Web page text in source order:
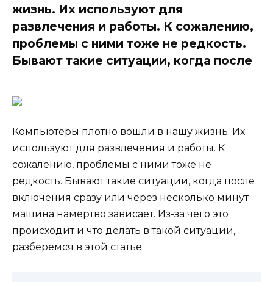
жизнь. Их используют для
развлечения и работы. К сожалению,
проблемы с ними тоже не редкость.
Бывают такие ситуации, когда после
Компьютеры плотно вошли в нашу жизнь. Их
используют для развлечения и работы. К
сожалению, проблемы с ними тоже не
редкость. Бывают такие ситуации, когда после
включения сразу или через несколько минут
машина намертво зависает. Из-за чего это
происходит и что делать в такой ситуации,
разберемся в этой статье.